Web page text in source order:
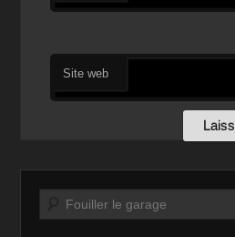
Site web
Recherche